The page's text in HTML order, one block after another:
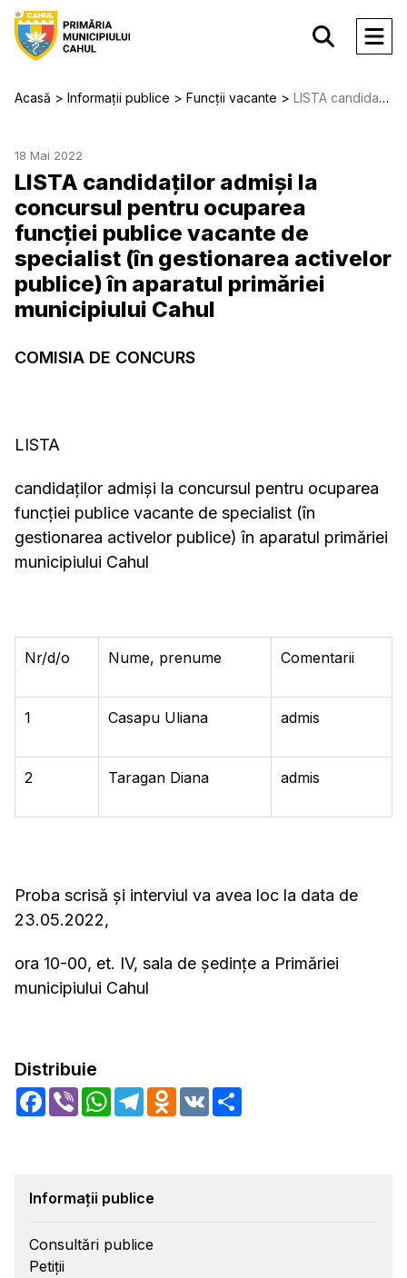
Acasă Informații publice Funcții vacante LISTA candidaţilor admişi la concursul pentru ocuparea funcţiei publice vacante de specialist (în gestionarea activelor publice) în aparatul primăriei municipiului Cahul
18 Mai 2022
LISTA candidaţilor admişi la
concursul pentru ocuparea
funcţiei publice vacante de
specialist (în gestionarea activelor
publice) în aparatul primăriei
municipiului Cahul
COMISIA DE CONCURS
LISTA
candidaţilor admişi la concursul pentru ocuparea
funcţiei publice vacante de specialist (în
gestionarea activelor publice) în aparatul primăriei
municipiului Cahul
Nr/d/o Nume, prenume Comentarii
1 Casapu Uliana admis
2 Taragan Diana admis
Proba scrisă și interviul va avea loc la data de
23.05.2022,
ora 10-00, et. IV, sala de şedinţe a Primăriei
municipiului Cahul
Distribuie
Facebook
Viber WhatsApp
TelegramOdnoklassniki
VK
Informații publice
Consultări publice
Petiții